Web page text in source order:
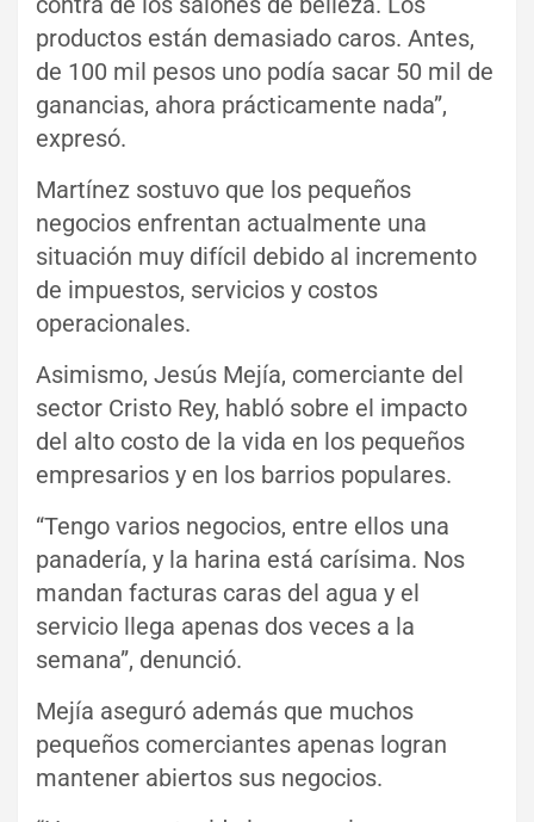
productos están demasiado caros. Antes,
de 100 mil pesos uno podía sacar 50 mil de
ganancias, ahora prácticamente nada”,
expresó.
Martínez sostuvo que los pequeños
negocios enfrentan actualmente una
situación muy difícil debido al incremento
de impuestos, servicios y costos
operacionales.
Asimismo, Jesús Mejía, comerciante del
sector Cristo Rey, habló sobre el impacto
del alto costo de la vida en los pequeños
empresarios y en los barrios populares.
“Tengo varios negocios, entre ellos una
panadería, y la harina está carísima. Nos
mandan facturas caras del agua y el
servicio llega apenas dos veces a la
semana”, denunció.
Mejía aseguró además que muchos
pequeños comerciantes apenas logran
mantener abiertos sus negocios.